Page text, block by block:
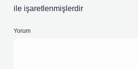
ile işaretlenmişlerdir
Yorum